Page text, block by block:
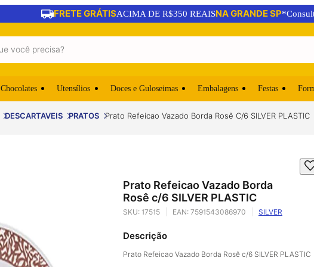
FRETE GRÁTISACIMA DE R$350 REAISNA GRANDE SP
Chocolates Utensílios Doces e Guloseimas Embalagens Festas
DESCARTAVEIS PRATOS Prato Refeicao Vazado Borda Rosê C/6 SILVER PLASTIC
Prato Refeicao Vazado Borda
Rosê c/6 SILVER PLASTIC
SKU: 17515 EAN: 7591543086970 SILVER
Descrição
Prato Refeicao Vazado Borda Rosê c/6 SILVER PLASTIC